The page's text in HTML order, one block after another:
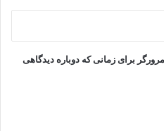
برای زمانی که دوباره دیدگاهی